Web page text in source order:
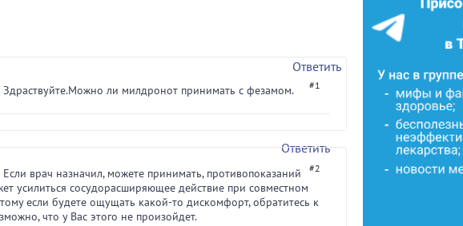
Ответить
#1
Здраствуйте.Можно ли милдронот принимать с фезамом.
Ответить
#2
Если врач назначил, можете принимать, противопоказаний
усилиться сосудорасширяющее действие при совместном
если будете ощущать какой-то дискомфорт, обратитесь к
что у Вас этого не произойдет.